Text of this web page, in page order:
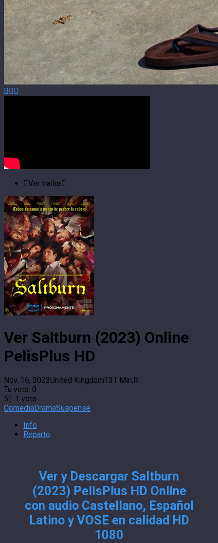
Ver trailer
Ver Saltburn (2023) Online
PelisPlus HD
Nov. 16, 2023United Kingdom131 Min.R
Tu voto: 0
5
1 voto
ComediaDramaSuspense
Info
Reparto
Ver y Descargar Saltburn
(2023) PelisPlus HD Online
con audio Castellano, Español
Latino y VOSE en calidad HD
1080